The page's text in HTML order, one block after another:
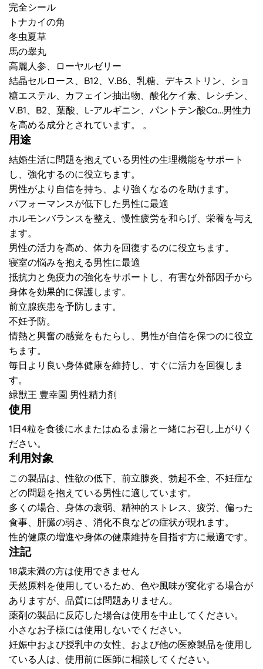
完全シール
トナカイの角
冬虫夏草
馬の睾丸
高麗人参、ローヤルゼリー
結晶セルロース、B12、V.B6、乳糖、デキストリン、ショ
糖エステル、カフェイン抽出物、酸化ケイ素、レシチン、
V.B1、B2、葉酸、L-アルギニン、パントテン酸Ca…男性力
を高める成分とされています。 。
用途
結婚生活に問題を抱えている男性の生理機能をサポート
し、強化するのに役立ちます。
男性がより自信を持ち、より強くなるのを助けます。
パフォーマンスが低下した男性に最適
ホルモンバランスを整え、慢性疲労を和らげ、栄養を与え
ます。
男性の活力を高め、体力を回復するのに役立ちます。
寝室の悩みを抱える男性に最適
抵抗力と免疫力の強化をサポートし、有害な外部因子から
身体を効果的に保護します。
前立腺疾患を予防します。
不妊予防。
情熱と興奮の感覚をもたらし、男性が自信を保つのに役立
ちます。
毎日より良い身体健康を維持し、すぐに活力を回復しま
す。
緑獣王 豊幸園 男性精力剤
使用
1日4粒を食後に水またはぬるま湯と一緒にお召し上がりく
ださい。
利用対象
この製品は、性欲の低下、前立腺炎、勃起不全、不妊症な
どの問題を抱えている男性に適しています。
多くの場合、身体の衰弱、精神的ストレス、疲労、偏った
食事、肝臓の弱さ、消化不良などの症状が現れます。
性的健康の増進や身体の健康維持を目指す方に最適です。
注記
18歳未満の方は使用できません
天然原料を使用しているため、色や風味が変化する場合が
ありますが、品質には問題ありません。
薬剤の製品に反応した場合は使用を中止してください。
小さなお子様には使用しないでください。
妊娠中および授乳中の女性、および他の医療製品を使用し
ている人は、使用前に医師に相談してください。